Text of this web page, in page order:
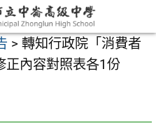
> 轉知行政院「消費者
正內容對照表各1份